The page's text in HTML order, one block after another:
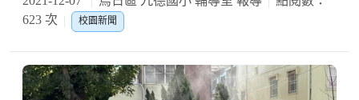
623 次
校園新聞